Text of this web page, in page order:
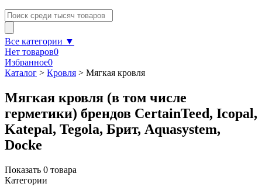
Все категории ▼
Нет товаров0
Избранное0
Каталог > Кровля > Мягкая кровля
Мягкая кровля (в том числе
герметики) брендов CertainTeed, Icopal,
Katepal, Tegola, Брит, Aquasystem,
Docke
Показать 0 товара
Категории